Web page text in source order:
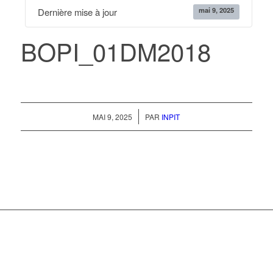
Dernière mise à jour mai 9, 2025
BOPI_01DM2018
MAI 9, 2025
/ PAR INPIT